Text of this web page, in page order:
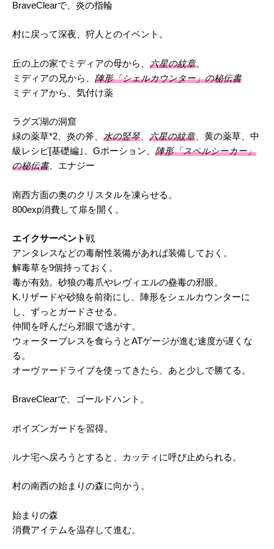
BraveClearで、炎の指輪
村に戻って深夜、狩人とのイベント。
丘の上の家でミディアの母から、 六星の紋章。
ミディアの兄から、 陣形「シェルカウンター」の秘伝書
ミディアから、気付け薬
ラグズ湖の洞窟
緑の薬草*2、炎の斧、 水の竪琴、 六星の紋章、黄の薬草、中
級レシピ[基礎編｣、Gポーション、 陣形「スペルシーカー」
の秘伝書、エナジー
南西方面の奥のクリスタルを凍らせる。
800exp消費して扉を開く。
エイクサーペント戦
アンタレスなどの毒耐性装備があれば装備しておく。
解毒草を9個持っておく。
毒が有効。砂狼の毒爪やレヴィエルの蠱毒の邪眼。
K.リザードや砂狼を前衛にし、陣形をシェルカウンターに
し、ずっとガードさせる。
仲間を呼んだら邪眼で逃がす。
ウォーターブレスを食らうとATゲージが進む速度が遅くな
る。
オーヴァードライブを使ってきたら、あと少しで勝てる。
BraveClearで、ゴールドハント。
ポイズンガードを習得。
ルナ宅へ戻ろうとすると、カッティに呼び止められる。
村の南西の始まりの森に向かう。
始まりの森
消費アイテムを温存して進む。